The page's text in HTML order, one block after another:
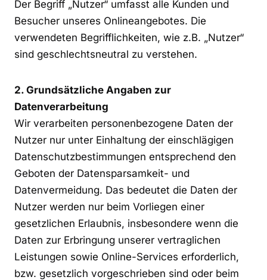
Der Begriff „Nutzer“ umfasst alle Kunden und
Besucher unseres Onlineangebotes. Die
verwendeten Begrifflichkeiten, wie z.B. „Nutzer“
sind geschlechtsneutral zu verstehen.
2. Grundsätzliche Angaben zur
Datenverarbeitung
Wir verarbeiten personenbezogene Daten der
Nutzer nur unter Einhaltung der einschlägigen
Datenschutzbestimmungen entsprechend den
Geboten der Datensparsamkeit- und
Datenvermeidung. Das bedeutet die Daten der
Nutzer werden nur beim Vorliegen einer
gesetzlichen Erlaubnis, insbesondere wenn die
Daten zur Erbringung unserer vertraglichen
Leistungen sowie Online-Services erforderlich,
bzw. gesetzlich vorgeschrieben sind oder beim